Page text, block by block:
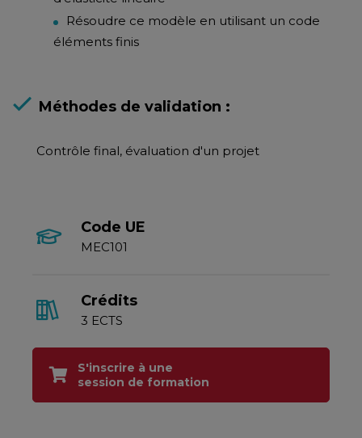
Résoudre ce modèle en utilisant un code
éléments finis
Méthodes de validation :
Contrôle final, évaluation d'un projet
Code UE
MEC101
Crédits
3 ECTS
S'inscrire à une
session de formation